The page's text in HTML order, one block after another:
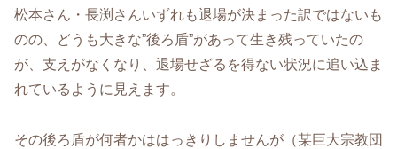
松本さん・長渕さんいずれも退場が決まった訳ではないも
のの、どうも大きな”後ろ盾”があって生き残っていたの
が、支えがなくなり、退場せざるを得ない状況に追い込ま
れているように見えます。
その後ろ盾が何者かははっきりしませんが（某巨大宗教団